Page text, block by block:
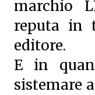
marchio
reputa in
editore.
E in
sistemare